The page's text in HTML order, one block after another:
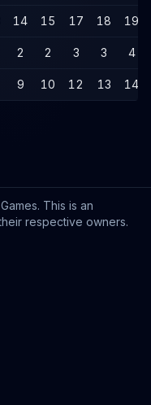
14 15 17 18 19
2 2 3 3 4
9 10 12 13 14
This is an
respective owners.